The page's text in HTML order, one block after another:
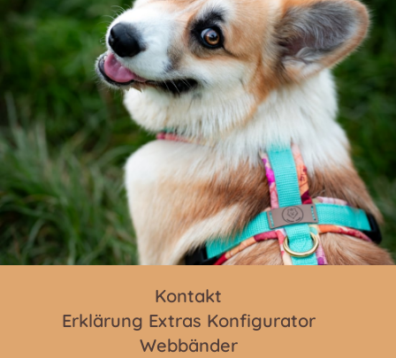
Kontakt
Erklärung Extras Konfigurator
Webbänder